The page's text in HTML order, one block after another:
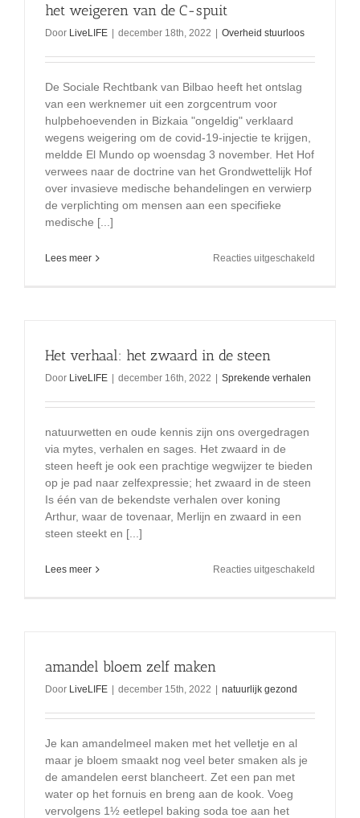
het weigeren van de C-spuit
Door LiveLIFE | december 18th, 2022 | Overheid stuurloos
De Sociale Rechtbank van Bilbao heeft het ontslag
van een werknemer uit een zorgcentrum voor
hulpbehoevenden in Bizkaia "ongeldig" verklaard
wegens weigering om de covid-19-injectie te krijgen,
meldde El Mundo op woensdag 3 november. Het Hof
verwees naar de doctrine van het Grondwettelijk Hof
over invasieve medische behandelingen en verwierp
de verplichting om mensen aan een specifieke
medische [...]
Lees meer Reacties uitgeschakeld
de
Het verhaal: het zwaard in de steen
Door LiveLIFE | december 16th, 2022 | Sprekende verhalen
natuurwetten en oude kennis zijn ons overgedragen
via mytes, verhalen en sages. Het zwaard in de
steen heeft je ook een prachtige wegwijzer te bieden
op je pad naar zelfexpressie; het zwaard in de steen
Is één van de bekendste verhalen over koning
Arthur, waar de tovenaar, Merlijn en zwaard in een
steen steekt en [...]
Lees meer Reacties uitgeschakeld
amandel bloem zelf maken
Door LiveLIFE | december 15th, 2022 | natuurlijk gezond
Je kan amandelmeel maken met het velletje en al
maar je bloem smaakt nog veel beter smaken als je
de amandelen eerst blancheert. Zet een ​​pan met
water op het fornuis en breng aan de kook. Voeg
vervolgens 1½ eetlepel baking soda toe aan het